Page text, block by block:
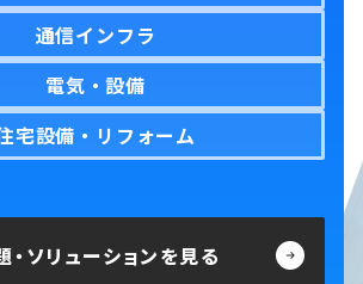
通信インフラ
電気・設備
宅設備・リフォーム
・ソリューションを見る